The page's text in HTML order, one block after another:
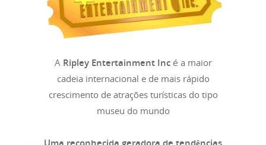
A Ripley Entertainment Incé a maior
cadeia internacional e de mais rápido
crescimento de atrações turísticas do tipo
museu do mundo
Uma reconhecida geradora de tendências